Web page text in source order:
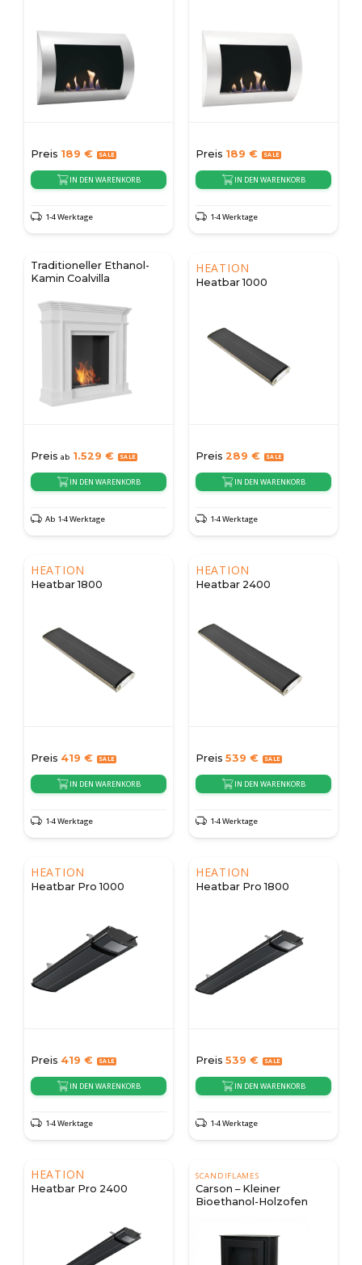
Preis 189 €
IN DEN WARENKORB
1-4 Werktage
Preis 189 €
IN DEN WARENKORB
1-4 Werktage
Traditioneller Ethanol-
Kamin Coalvilla
Preis ab 1.529 €
IN DEN WARENKORB
Ab 1-4 Werktage
HEATION
Heatbar 1000
Preis 289 €
IN DEN WARENKORB
1-4 Werktage
HEATION
Heatbar 1800
Preis 419 €
IN DEN WARENKORB
1-4 Werktage
HEATION
Heatbar 2400
Preis 539 €
IN DEN WARENKORB
1-4 Werktage
HEATION
Heatbar Pro 1000
Preis 419 €
IN DEN WARENKORB
1-4 Werktage
HEATION
Heatbar Pro 1800
Preis 539 €
IN DEN WARENKORB
1-4 Werktage
HEATION
Heatbar Pro 2400
SCANDIFLAMES
Carson – Kleiner
Bioethanol-Holzofen